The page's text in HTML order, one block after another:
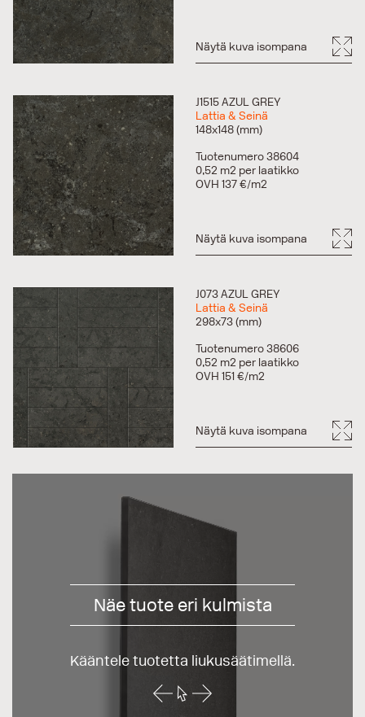
Näytä kuva isompana
J1515 AZUL GREY
Lattia & Seinä
148x148 (mm)
Tuotenumero 38604
0,52 m2 per laatikko
OVH 137 €/m2
Näytä kuva isompana
J073 AZUL GREY
Lattia & Seinä
298x73 (mm)
Tuotenumero 38606
0,52 m2 per laatikko
OVH 151 €/m2
Näytä kuva isompana
Näe tuote eri kulmista
Kääntele tuotetta liukusäätimellä.